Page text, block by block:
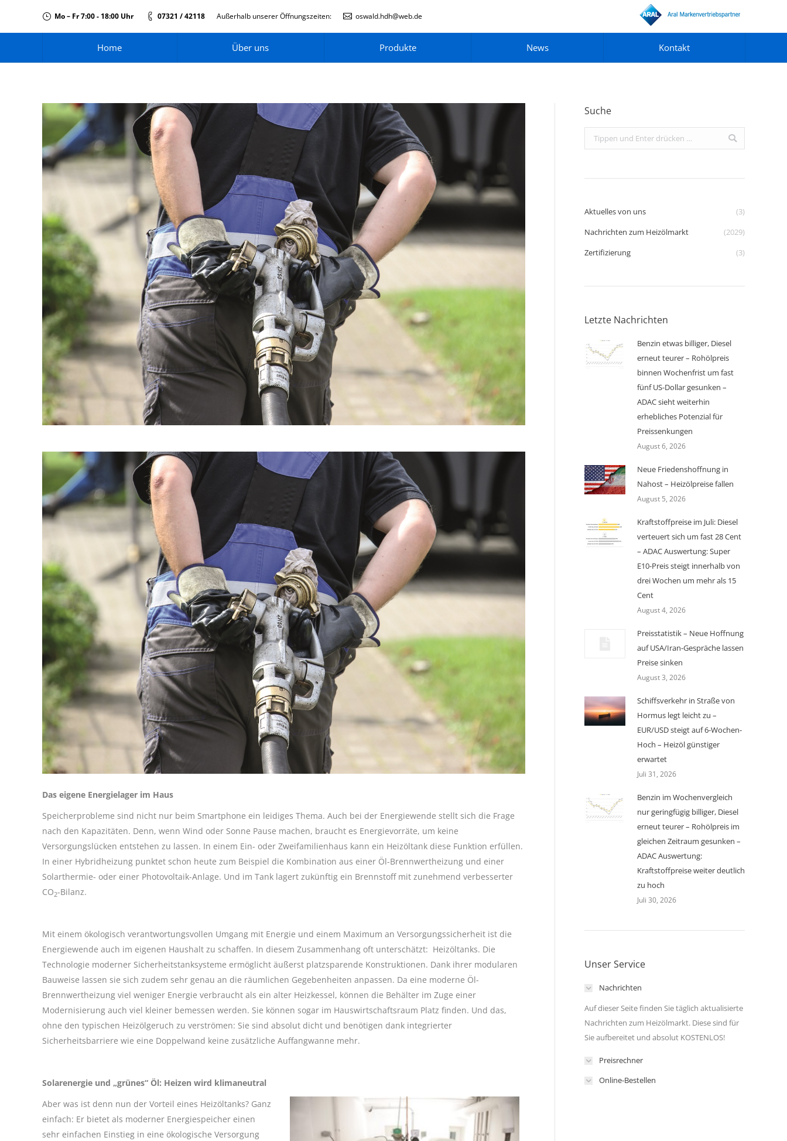
Mo – Fr 7:00 - 18:00 Uhr 07321 / 42118 Außerhalb unserer Öffnungszeiten: oswald.hdh@web.de
Home Über uns Produkte News Kontakt
Das eigene Energielager im Haus
Speicherprobleme sind nicht nur beim Smartphone ein leidiges Thema. Auch bei der Energiewende stellt sich die Frage
nach den Kapazitäten. Denn, wenn Wind oder Sonne Pause machen, braucht es Energievorräte, um keine
Versorgungslücken entstehen zu lassen. In einem Ein- oder Zweifamilienhaus kann ein Heizöltank diese Funktion erfüllen.
In einer Hybridheizung punktet schon heute zum Beispiel die Kombination aus einer Öl-Brennwertheizung und einer
Solarthermie- oder einer Photovoltaik-Anlage. Und im Tank lagert zukünftig ein Brennstoff mit zunehmend verbesserter
CO2-Bilanz.
Mit einem ökologisch verantwortungsvollen Umgang mit Energie und einem Maximum an Versorgungssicherheit ist die
Energiewende auch im eigenen Haushalt zu schaffen. In diesem Zusammenhang oft unterschätzt: Heizöltanks. Die
Technologie moderner Sicherheitstanksysteme ermöglicht äußerst platzsparende Konstruktionen. Dank ihrer modularen
Bauweise lassen sie sich zudem sehr genau an die räumlichen Gegebenheiten anpassen. Da eine moderne Öl-
Brennwertheizung viel weniger Energie verbraucht als ein alter Heizkessel, können die Behälter im Zuge einer
Modernisierung auch viel kleiner bemessen werden. Sie können sogar im Hauswirtschaftsraum Platz finden. Und das,
ohne den typischen Heizölgeruch zu verströmen: Sie sind absolut dicht und benötigen dank integrierter
Sicherheitsbarriere wie eine Doppelwand keine zusätzliche Auffangwanne mehr.
Solarenergie und „grünes“ Öl: Heizen wird klimaneutral
Aber was ist denn nun der Vorteil eines Heizöltanks? Ganz
einfach: Er bietet als moderner Energiespeicher einen
sehr einfachen Einstieg in eine ökologische Versorgung
Suche
Search:
Aktuelles von uns
(3)
Nachrichten zum Heizölmarkt
(2029)
Zertifizierung
(3)
Letzte Nachrichten
Benzin etwas billiger, Diesel
erneut teurer – Rohölpreis
binnen Wochenfrist um fast
fünf US-Dollar gesunken –
ADAC sieht weiterhin
erhebliches Potenzial für
Preissenkungen
August 6, 2026
Neue Friedenshoffnung in
Nahost – Heizölpreise fallen
August 5, 2026
Kraftstoffpreise im Juli: Diesel
verteuert sich um fast 28 Cent
– ADAC Auswertung: Super
E10-Preis steigt innerhalb von
drei Wochen um mehr als 15
Cent
August 4, 2026
Preisstatistik – Neue Hoffnung
auf USA/Iran-Gespräche lassen
Preise sinken
August 3, 2026
Schiffsverkehr in Straße von
Hormus legt leicht zu –
EUR/USD steigt auf 6-Wochen-
Hoch – Heizöl günstiger
erwartet
Juli 31, 2026
Benzin im Wochenvergleich
nur geringfügig billiger, Diesel
erneut teurer – Rohölpreis im
gleichen Zeitraum gesunken –
ADAC Auswertung:
Kraftstoffpreise weiter deutlich
zu hoch
Juli 30, 2026
Unser Service
Nachrichten
Auf dieser Seite finden Sie täglich aktualisierte
Nachrichten zum Heizölmarkt. Diese sind für
Sie aufbereitet und absolut KOSTENLOS!
Preisrechner
Online-Bestellen